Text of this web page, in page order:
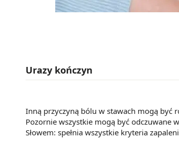
Urazy kończyn
Inną przyczyną bólu w stawach mogą być
Pozornie wszystkie mogą być odczuwane
Słowem: spełnia wszystkie kryteria